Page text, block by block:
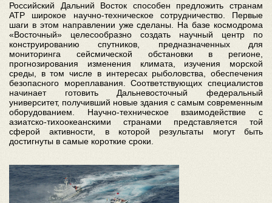
Российский Дальний Восток способен предложить странам
АТР широкое научно-техническое сотрудничество. Первые
шаги в этом направлении уже сделаны. На базе космодрома
«Восточный» целесообразно создать научный центр по
конструированию спутников, предназначенных для
мониторинга сейсмической обстановки в регионе,
прогнозирования изменения климата, изучения морской
среды, в том числе в интересах рыболовства, обеспечения
безопасного мореплавания. Соответствующих специалистов
начинает готовить Дальневосточный федеральный
университет, получивший новые здания с самым современным
оборудованием. Научно-техническое взаимодействие с
азиатско-тихоокеанскими странами представляется той
сферой активности, в которой результаты могут быть
достигнуты в самые короткие сроки.